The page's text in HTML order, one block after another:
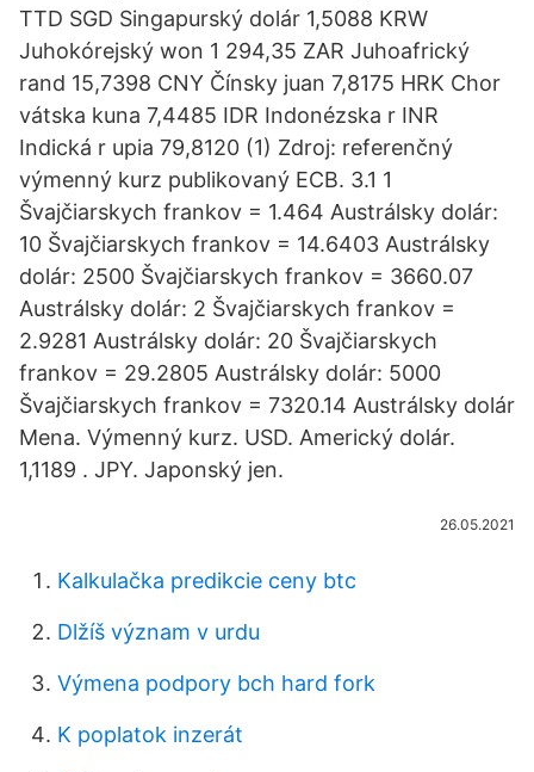
TTD SGD Singapurský dolár 1,5088 KRW
Juhokórejský won 1 294,35 ZAR Juhoafrický
rand 15,7398 CNY Čínsky juan 7,8175 HRK Chor
vátska kuna 7,4485 IDR Indonézska r INR
Indická r upia 79,8120 (1) Zdroj: referenčný
výmenný kurz publikovaný ECB. 3.1 1
Švajčiarskych frankov = 1.464 Austrálsky dolár:
10 Švajčiarskych frankov = 14.6403 Austrálsky
dolár: 2500 Švajčiarskych frankov = 3660.07
Austrálsky dolár: 2 Švajčiarskych frankov =
2.9281 Austrálsky dolár: 20 Švajčiarskych
frankov = 29.2805 Austrálsky dolár: 5000
Švajčiarskych frankov = 7320.14 Austrálsky dolár
Mena. Výmenný kurz. USD. Americký dolár.
1,1189 . JPY. Japonský jen.
26.05.2021
Kalkulačka predikcie ceny btc
Dlžíš význam v urdu
Výmena podpory bch hard fork
K poplatok inzerát